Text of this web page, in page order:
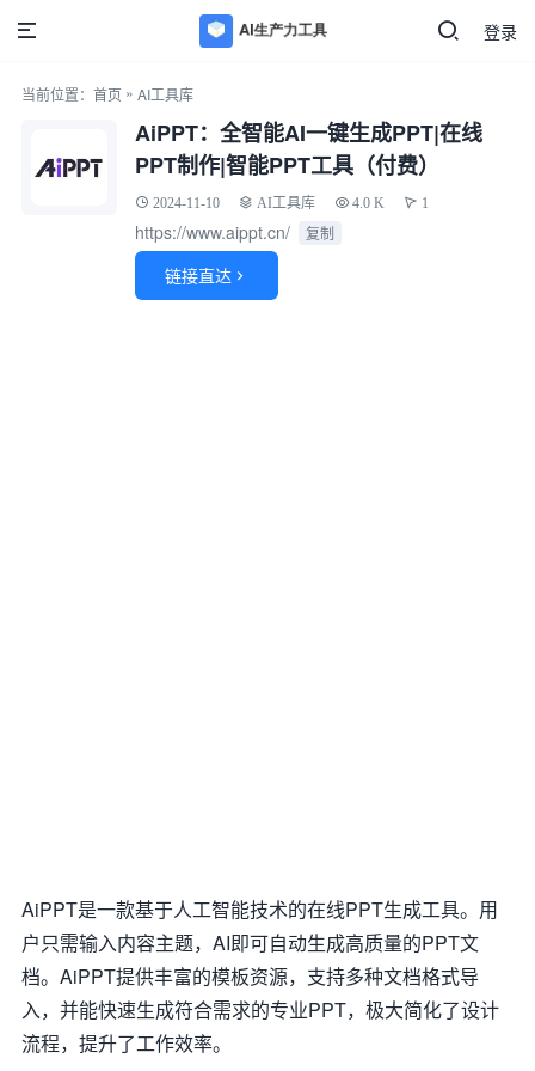
登录
当前位置： 首页 » AI工具库
AiPPT：全智能AI一键生成PPT|在线
PPT制作|智能PPT工具（付费）
2024-11-10 AI工具库 4.0 K 1
https://www.aippt.cn/ 复制
链接直达 
AiPPT是一款基于人工智能技术的在线PPT生成工具。用
户只需输入内容主题，AI即可自动生成高质量的PPT文
档。AiPPT提供丰富的模板资源，支持多种文档格式导
入，并能快速生成符合需求的专业PPT，极大简化了设计
流程，提升了工作效率。